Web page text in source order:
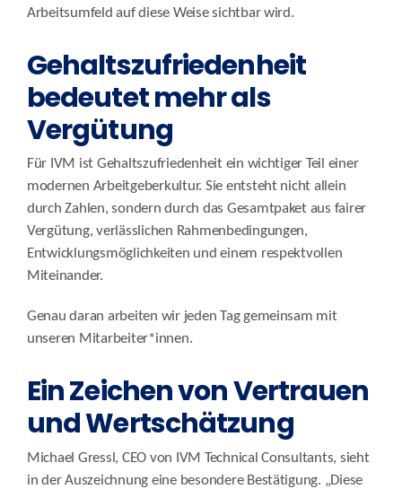
Arbeitsumfeld auf diese Weise sichtbar wird.
Gehaltszufriedenheit
bedeutet mehr als
Vergütung
Für IVM ist Gehaltszufriedenheit ein wichtiger Teil einer
modernen Arbeitgeberkultur. Sie entsteht nicht allein
durch Zahlen, sondern durch das Gesamtpaket aus fairer
Vergütung, verlässlichen Rahmenbedingungen,
Entwicklungsmöglichkeiten und einem respektvollen
Miteinander.
Genau daran arbeiten wir jeden Tag gemeinsam mit
unseren Mitarbeiter*innen.
Ein Zeichen von Vertrauen
und Wertschätzung
Michael Gressl, CEO von IVM Technical Consultants, sieht
in der Auszeichnung eine besondere Bestätigung. „Diese